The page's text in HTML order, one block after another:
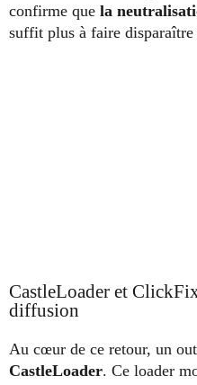
confirme que la
suffit plus à faire disparaître
CastleLoader et
diffusion
Au cœur de ce retour, un
CastleLoader. Ce loader